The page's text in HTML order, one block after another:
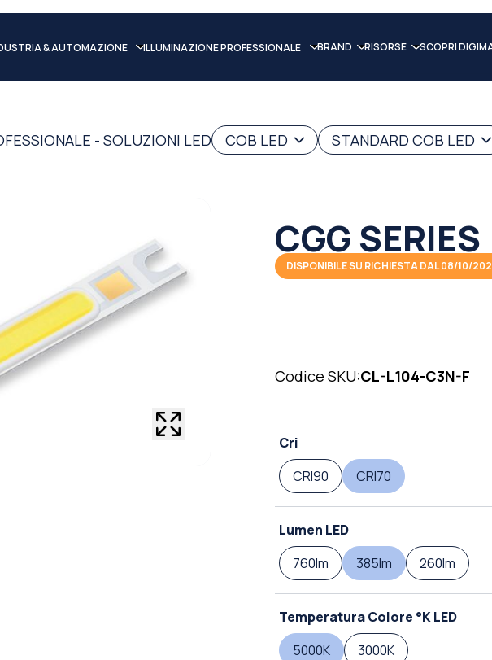
& AUTOMAZIONE ILLUMINAZIONE PROFESSIONALE BRAND RISORSE SCOPRI
- SOLUZIONI LED COB LED STANDARD COB LED
CGG SERIES
DISPONIBILE SU RICHIESTA DAL 08/10/
Codice SKU:CL-L104-C3N-F
Cri
CRI90
CRI70
Lumen LED
760lm
385lm 260lm
Temperatura Colore °K LED
5000K
3000K